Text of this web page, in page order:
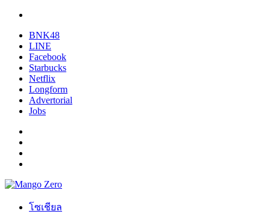
BNK48
LINE
Facebook
Starbucks
Netflix
Longform
Advertorial
Jobs
โซเชียล